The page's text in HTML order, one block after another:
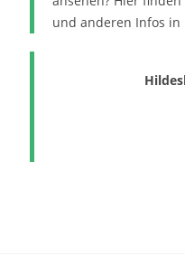
und anderen Infos